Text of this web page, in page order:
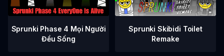
Sprunki Phase 4 Mọi Người
Đều Sống
Sprunki Skibidi Toilet
Remake